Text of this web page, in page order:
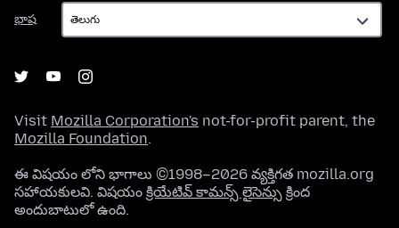
భాష
భాష
Visit Mozilla Corporation's not-for-profit parent, the
Mozilla Foundation.
ఈ విషయం లోని భాగాలు ©1998–2026 వ్యక్తిగత mozilla.org
సహాయకులవి. విషయం క్రియేటివ్ కామన్స్ లైసెన్సు క్రింద
అందుబాటులో ఉంది.